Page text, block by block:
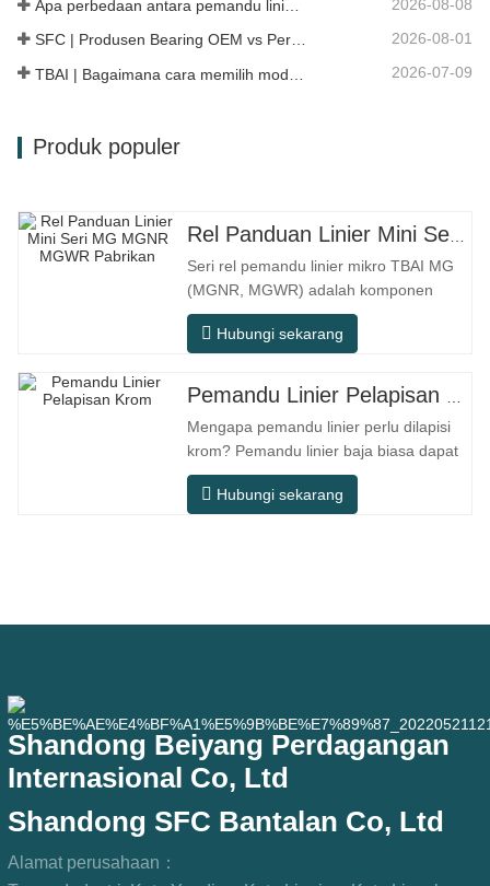
2026-08-08
SFC | Produsen Bearing OEM vs Perusahaan Dagang 2026-08-01
2026-07-09
Produk populer
Seri rel pemandu linier mikro TBAI MG
(MGNR, MGWR) adalah komponen
gerak linier berkinerja tinggi yang
dirancang khusus untuk peralatan
struktur yang ringkas, pengoperasian
yang halus, akurasi posisi yang tinggi,
dan ruang pemasangan yang kecil.
MGNR
Hubungi sekarang
Mengapa pemandu linier perlu dilapisi
krom? Pemandu linier baja biasa dapat
memenuhi kebutuhan operasional dasar
di lingkungan kering dalam ruangan
Hubungi sekarang
Shandong Beiyang Perdagangan
Internasional Co, Ltd
Shandong SFC Bantalan Co, Ltd
Alamat perusahaan：